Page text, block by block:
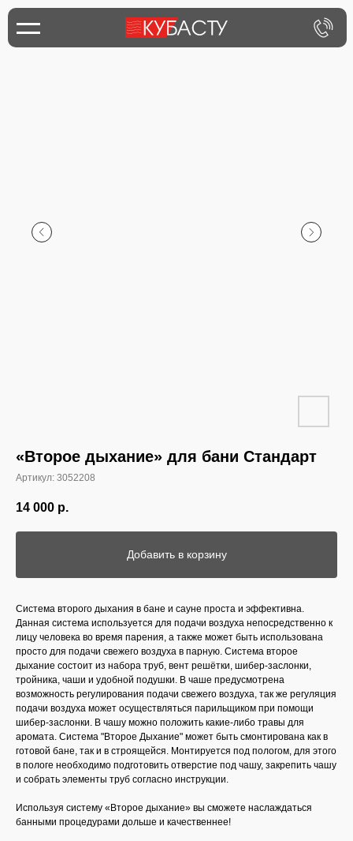
«Второе дыхание» для бани Стандарт
Артикул: 3052208
14 000 р.
Добавить в корзину
Система второго дыхания в бане и сауне проста и эффективна.
Данная система используется для подачи воздуха непосредственно к
лицу человека во время парения, а также может быть использована
просто для подачи свежего воздуха в парную. Система второе
дыхание состоит из набора труб, вент решётки, шибер-заслонки,
тройника, чаши и удобной подушки. В чаше предусмотрена
возможность регулирования подачи свежего воздуха, так же регуляция
подачи воздуха может осуществляться парильщиком при помощи
шибер-заслонки. В чашу можно положить какие-либо травы для
аромата. Система "Второе Дыхание" может быть смонтирована как в
готовой бане, так и в строящейся. Монтируется под пологом, для этого
в пологе необходимо подготовить отверстие под чашу, закрепить чашу
и собрать элементы труб согласно инструкции.
Используя систему «Второе дыхание» вы сможете наслаждаться
банными процедурами дольше и качественнее!